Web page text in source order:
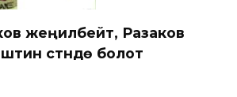
жеңилбейт, Разаков
үстүндө болот